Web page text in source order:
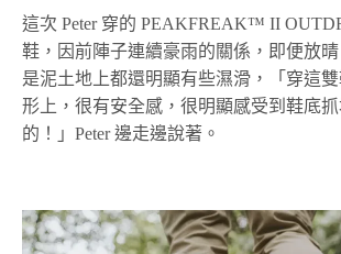
這次 Peter 穿的 PEAKFREAK™ II
鞋，因前陣子連續豪雨的關係，即便放
是泥土地上都還明顯有些濕滑，「穿這
形上，很有安全感，很明顯感受到鞋底
的！」Peter 邊走邊說著。